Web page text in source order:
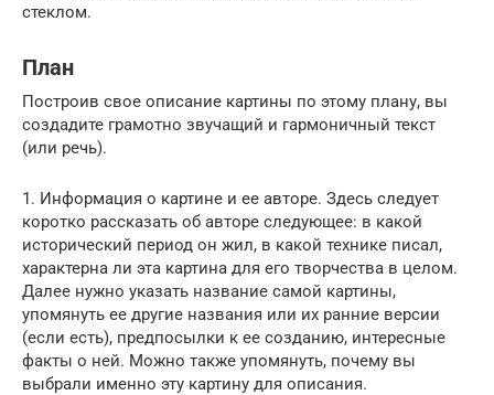
стеклом.
План
Построив свое описание картины по этому плану, вы
создадите грамотно звучащий и гармоничный текст
(или речь).
1. Информация о картине и ее авторе. Здесь следует
коротко рассказать об авторе следующее: в какой
исторический период он жил, в какой технике писал,
характерна ли эта картина для его творчества в целом.
Далее нужно указать название самой картины,
упомянуть ее другие названия или их ранние версии
(если есть), предпосылки к ее созданию, интересные
факты о ней. Можно также упомянуть, почему вы
выбрали именно эту картину для описания.